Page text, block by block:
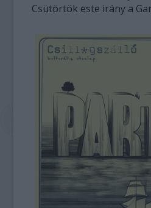
Csütörtök este irány a